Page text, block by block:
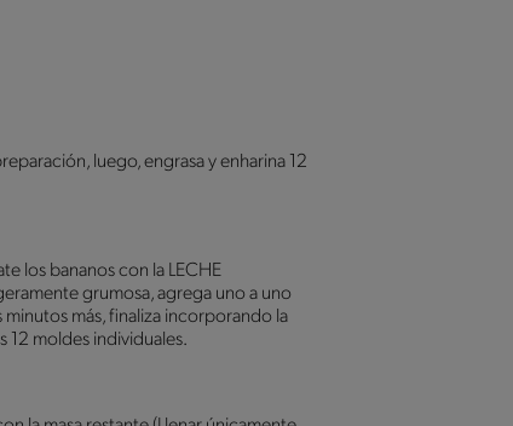
luego, engrasa y enharina 12
los bananos con la LECHE
grumosa, agrega uno a uno
más, finaliza incorporando la
12 moldes individuales.